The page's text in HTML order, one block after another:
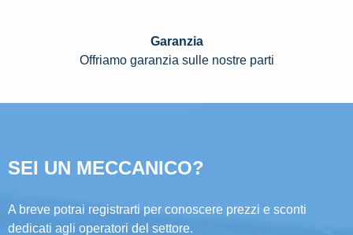
Garanzia
Offriamo garanzia sulle nostre parti
SEI UN MECCANICO?
A breve potrai registrarti per conoscere prezzi e sconti
dedicati agli operatori del settore.